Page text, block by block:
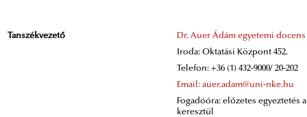
Tanszékvezető
Dr. Auer Ádám egyetemi docens
Iroda: Oktatási Központ 452.
Telefon: +36 (1) 432-9000/ 20-202
Email: auer.adam@uni-nke.hu
Fogadóóra: előzetes egyeztetés
keresztül